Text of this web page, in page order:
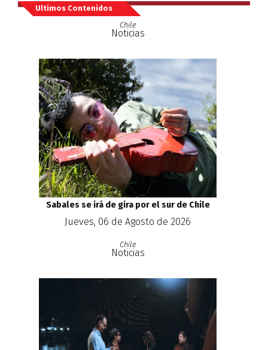
Ultimos Contenidos
Chile
Noticias
Sabales se irá de gira por el sur de Chile
Jueves, 06 de Agosto de 2026
Chile
Noticias